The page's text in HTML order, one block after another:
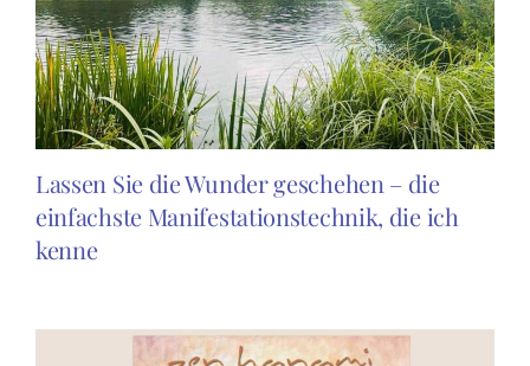
Lassen Sie die Wunder geschehen – die
einfachste Manifestationstechnik, die ich
kenne